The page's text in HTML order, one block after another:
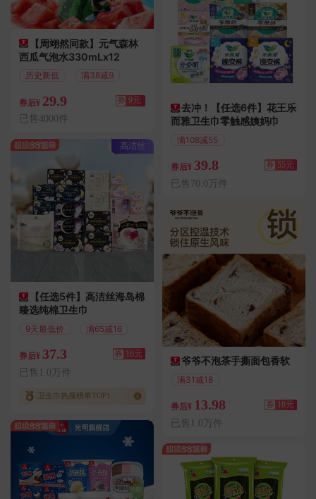
【周翊然同款】元气森林
西瓜气泡水330mLx12
历史新低 满38减9
券后¥ 29.9 券 9元
已售4000件
高洁丝
【任选5件】高洁丝海岛棉
臻选纯棉卫生巾
9天最低价 满65减16
券后¥ 37.3 券 16元
已售1.0万件
卫生巾热搜榜单TOP1
去冲！【任选6件】花王乐
而雅卫生巾零触感姨妈巾
满108减55
券后¥ 39.8 券 55元
已售70.0万件
爷爷不泡茶手撕面包香软
满31减18
券后¥ 13.98 券 18元
已售1.0万件